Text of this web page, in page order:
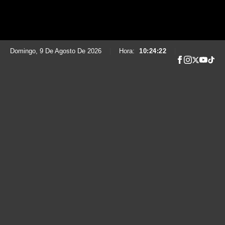
Domingo, 9 De Agosto De 2026 Hora: 10:24:23